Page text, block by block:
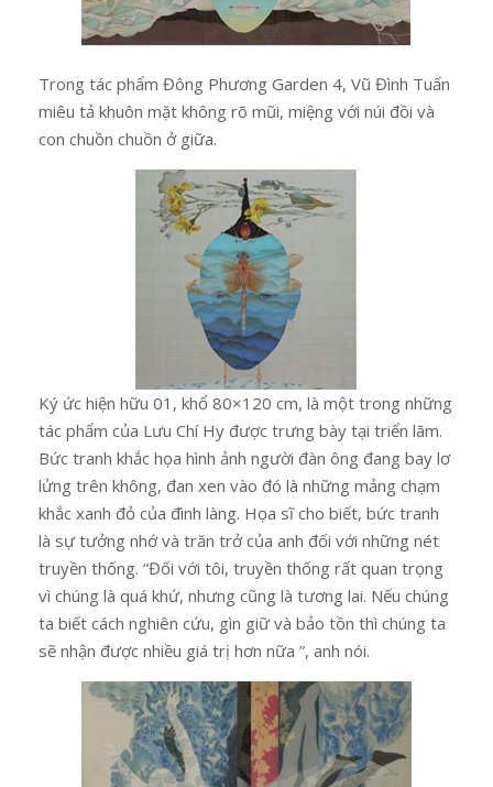
Trong tác phẩm Đông Phương Garden 4, Vũ Đình Tuấn
miêu tả khuôn mặt không rõ mũi, miệng với núi đồi và
con chuồn chuồn ở giữa.
Ký ức hiện hữu 01, khổ 80×120 cm, là một trong những
tác phẩm của Lưu Chí Hy được trưng bày tại triển lãm.
Bức tranh khắc họa hình ảnh người đàn ông đang bay lơ
lửng trên không, đan xen vào đó là những mảng chạm
khắc xanh đỏ của đình làng. Họa sĩ cho biết, bức tranh
là sự tưởng nhớ và trăn trở của anh đối với những nét
truyền thống. “Đối với tôi, truyền thống rất quan trọng
vì chúng là quá khứ, nhưng cũng là tương lai. Nếu chúng
ta biết cách nghiên cứu, gìn giữ và bảo tồn thì chúng ta
sẽ nhận được nhiều giá trị hơn nữa ”, anh nói.